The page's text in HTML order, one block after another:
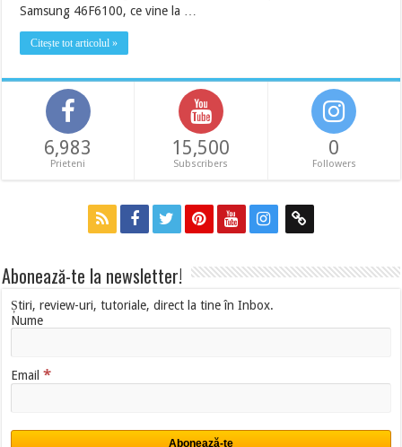
Samsung 46F6100, ce vine la …
Citește tot articolul »
6,983
Prieteni
15,500
Subscribers
0
Followers
Abonează-te la newsletter!
Știri, review-uri, tutoriale, direct la tine în Inbox.
Nume
Email*